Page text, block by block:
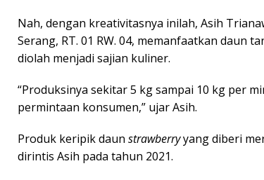
Nah, dengan kreativitasnya inilah, Asih
Serang, RT. 01 RW. 04, memanfaatkan daun
diolah menjadi sajian kuliner.
“Produksinya sekitar 5 kg sampai 10 kg per
permintaan konsumen,” ujar Asih.
Produk keripik daun strawberryyang diberi
dirintis Asih pada tahun 2021.